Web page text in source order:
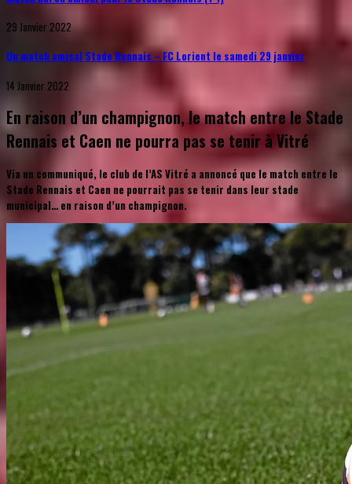
29 Janvier 2022
Un match amical Stade Rennais – FC Lorient le samedi 29 janvier
14 Janvier 2022
En raison d’un champignon, le match entre le Stade
Rennais et Caen ne pourra pas se tenir à Vitré
Via un communiqué, le club de l’AS Vitré a annoncé que le match entre le
Stade Rennais et Caen ne pourrait pas se tenir dans leur stade
municipal… en raison d’un champignon.